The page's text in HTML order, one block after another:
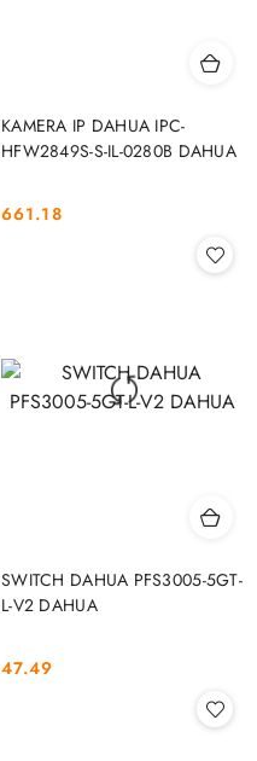
KAMERA IP DAHUA IPC-
HFW2849S-S-IL-0280B DAHUA
Cena:
661.18
SWITCH DAHUA PFS3005-5GT-
L-V2 DAHUA
Cena:
47.49